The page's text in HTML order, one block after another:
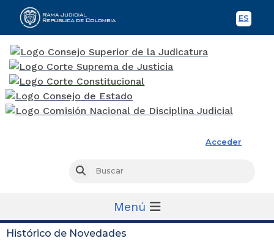
ES
Acceder
Buscar
Menú
Histórico de Novedades